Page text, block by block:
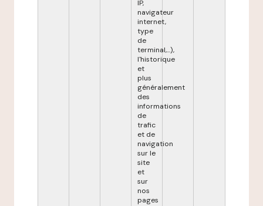
IP,
navigateur
internet,
type
de
terminal,...),
l'historique
et
plus
généralement
des
informations
de
trafic
et de
navigation
sur le
site
et
sur
nos
pages